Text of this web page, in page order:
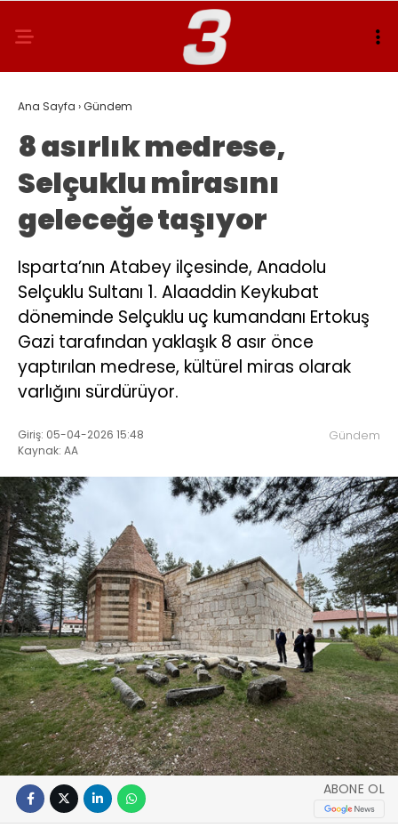
Ana Sayfa ›Gündem
8 asırlık medrese,
Selçuklu mirasını
geleceğe taşıyor
Isparta’nın Atabey ilçesinde, Anadolu
Selçuklu Sultanı 1. Alaaddin Keykubat
döneminde Selçuklu uç kumandanı Ertokuş
Gazi tarafından yaklaşık 8 asır önce
yaptırılan medrese, kültürel miras olarak
varlığını sürdürüyor.
Giriş: 05-04-2026 15:48
Kaynak: AA
Gündem
ABONE OL